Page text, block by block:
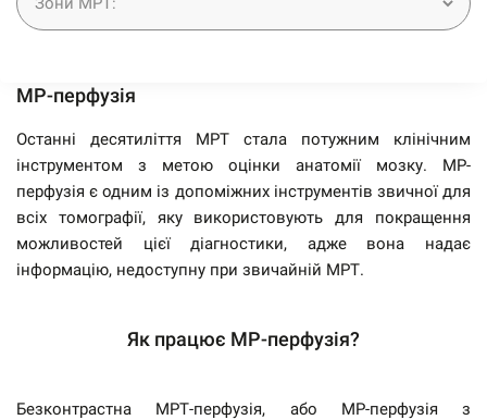
МР-перфузія
Останні десятиліття МРТ стала потужним клінічним
інструментом з метою оцінки анатомії мозку. МР-
перфузія є одним із допоміжних інструментів звичної для
всіх томографії, яку використовують для покращення
можливостей цієї діагностики, адже вона надає
інформацію, недоступну при звичайній МРТ.
Як працює МР-перфузія?
Безконтрастна МРТ-перфузія, або МР-перфузія з